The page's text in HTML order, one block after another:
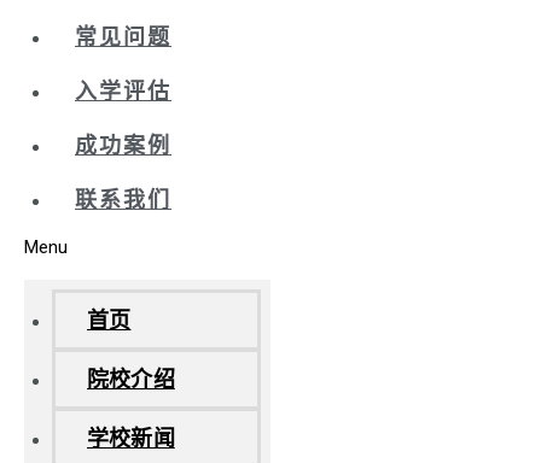
常见问题
入学评估
成功案例
联系我们
Menu
首页
院校介绍
学校新闻